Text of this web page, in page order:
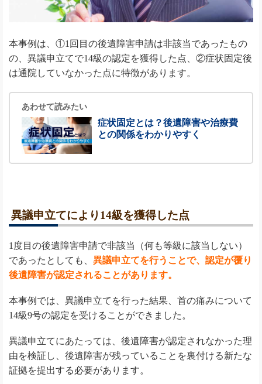
本事例は、①1回目の後遺障害申請は非該当であったもの
の、異議申立てで14級の認定を獲得した点、②症状固定後
は通院していなかった点に特徴があります。
あわせて読みたい
症状固定とは？後遺障害や治療費
との関係をわかりやすく
異議申立てにより14級を獲得した点
1度目の後遺障害申請で非該当（何も等級に該当しない）
であったとしても、 異議申立てを行うことで、認定が覆り
後遺障害が認定されることがあります。
本事例では、異議申立てを行った結果、首の痛みについて
14級9号の認定を受けることができました。
異議申立てにあたっては、後遺障害が認定されなかった理
由を検証し、後遺障害が残っていることを裏付ける新たな
証拠を提出する必要があります。